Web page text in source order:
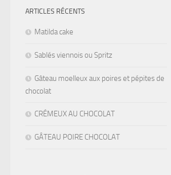
ARTICLES RÉCENTS
Matilda cake
Sablés viennois ou Spritz
Gâteau moelleux aux poires et pépites de
chocolat
CRÉMEUX AU CHOCOLAT
GÂTEAU POIRE CHOCOLAT